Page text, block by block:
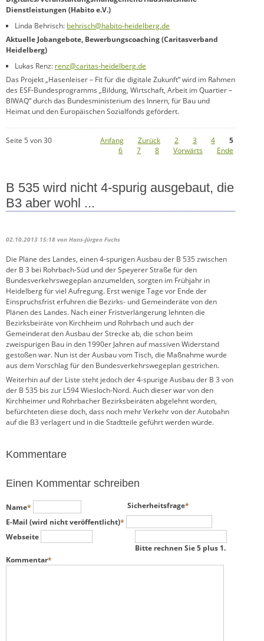
Dienstleistungen (Habito e.V.)
Linda Behrisch: behrisch@habito-heidelberg.de
Aktuelle Jobangebote, Bewerbungscoaching (Caritasverband
Heidelberg)
Lukas Renz: renz@caritas-heidelberg.de
Das Projekt „Hasenleiser – Fit für die digitale Zukunft“ wird im Rahmen
des ESF-Bundesprogramms „Bildung, Wirtschaft, Arbeit im Quartier –
BIWAQ“ durch das Bundesministerium des Innern, für Bau und
Heimat und den Europäischen Sozialfonds gefördert.
Seite 5 von 30 Anfang Zurück 2 3 4
5
6
7 8 Vorwärts Ende
B 535 wird nicht 4-spurig ausgebaut, die
B3 aber wohl ...
02.10.2013 15:18 von Hans-Jürgen Fuchs
Die Pläne des Landes, einen 4-spurigen Ausbau der B 535 zwischen
der B 3 bei Rohrbach-Süd und der Speyerer Straße für den
Bundesverkehrswegeplan anzumelden, sorgten im Frühjahr in
Heidelberg für viel Aufregung. Erst wenige Tage vor Ende der
Einspruchsfrist erfuhren die Bezirks- und Gemeinderäte von den
Plänen des Landes. Nach einer Fristverlängerung lehnten die
Bezirksbeiräte von Kirchheim und Rohrbach und auch der
Gemeinderat den Ausbau der Strecke ab, die schon beim
zweispurigen Bau in den 1990er Jahren auf massiven Widerstand
gestoßen war. Nun ist der Ausbau vom Tisch, die Maßnahme wurde
aus dem Vorschlag für den Bundesverkehrswegeplan gestrichen.
Weiterhin auf der Liste steht jedoch der 4-spurige Ausbau der B 3 von
der B 535 bis zur L594 Wiesloch-Nord. Auch dieser war von den
Kirchheimer und Rohrbacher Bezirksbeiräten abgelehnt worden,
befürchteten diese doch, dass noch mehr Verkehr von der Autobahn
auf die B3 verlagert und in die Stadtteile geführt werden würde.
Kommentare
Einen Kommentar schreiben
Pflichtfeld
Name*
Pflichtfeld
E-Mail (wird nicht veröffentlicht)*
Webseite
Pflichtfeld
Sicherheitsfrage*
Bitte rechnen Sie 5 plus 1.
Pflichtfeld
Kommentar*